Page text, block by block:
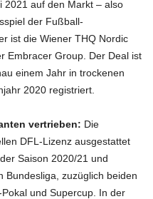
auf den Markt – also
der Fußball-
ist die Wiener THQ Nordic
Embracer Group. Der Deal ist
einem Jahr in trockenen
2020 registriert.
vertrieben: Die
DFL-Lizenz ausgestattet
Saison 2020/21 und
Bundesliga, zuzüglich beiden
und Supercup. In der